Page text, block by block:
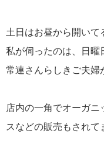
土日はお昼から開いて
私が伺ったのは、日曜
常連さんらしきご夫婦
店内の一角でオーガニ
スなどの販売もされて